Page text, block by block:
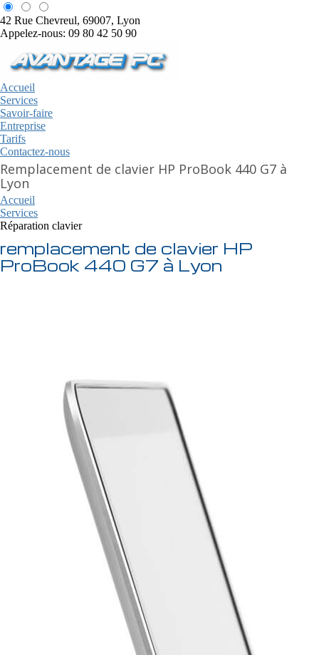
42 Rue Chevreul, 69007, Lyon
Appelez-nous: 09 80 42 50 90
Accueil
Services
Savoir-faire
Entreprise
Tarifs
Contactez-nous
Remplacement de clavier HP ProBook 440 G7 à
Lyon
Accueil
Services
Réparation clavier
remplacement de clavier HP
ProBook 440 G7 à Lyon